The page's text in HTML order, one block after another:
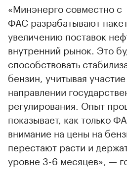
«Минэнерго совместно с
ФАС разрабатывают
увеличению поставок
внутренний рынок. Это
способствовать
бензин, учитывая
направлении
регулирования. Опыт
показывает, как только
внимание на цены на
перестают расти и
уровне 3-6 месяцев», —